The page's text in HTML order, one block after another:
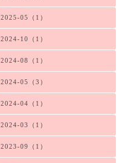
2025-05（1）
2024-10（1）
2024-08（1）
2024-05（3）
2024-04（1）
2024-03（1）
2023-09（1）